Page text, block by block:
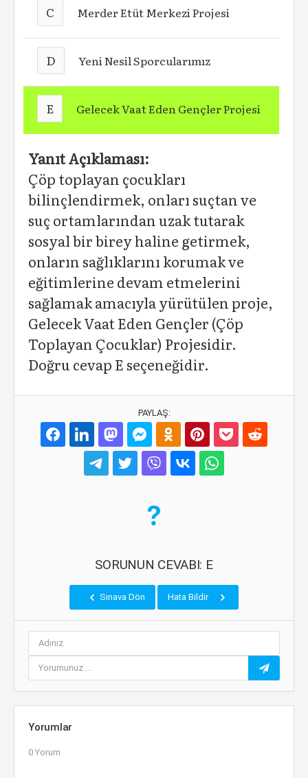
C Merder Etüt Merkezi Projesi
D Yeni Nesil Sporcularımız
E Gelecek Vaat Eden Gençler Projesi
Yanıt Açıklaması:
Çöp toplayan çocukları
bilinçlendirmek, onları suçtan ve
suç ortamlarından uzak tutarak
sosyal bir birey haline getirmek,
onların sağlıklarını korumak ve
eğitimlerine devam etmelerini
sağlamak amacıyla yürütülen proje,
Gelecek Vaat Eden Gençler (Çöp
Toplayan Çocuklar) Projesidir.
Doğru cevap E seçeneğidir.
PAYLAŞ:
SORUNUN CEVABI: E
Sınava Dön Hata Bildir
Yorumlar
0 Yorum